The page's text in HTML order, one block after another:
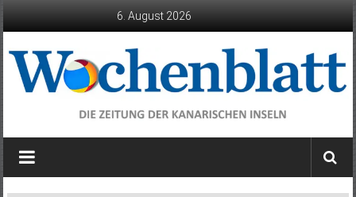
6. August 2026
Wochenblatt
die